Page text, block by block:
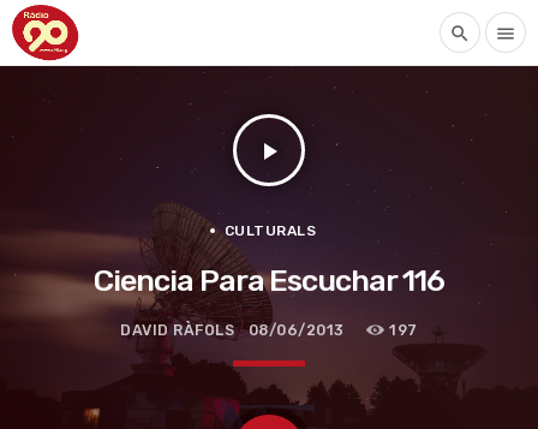
search menu
play_arrow
CULTURALS
Ciencia Para Escuchar 116
DAVID RÀFOLS 08/06/2013 197